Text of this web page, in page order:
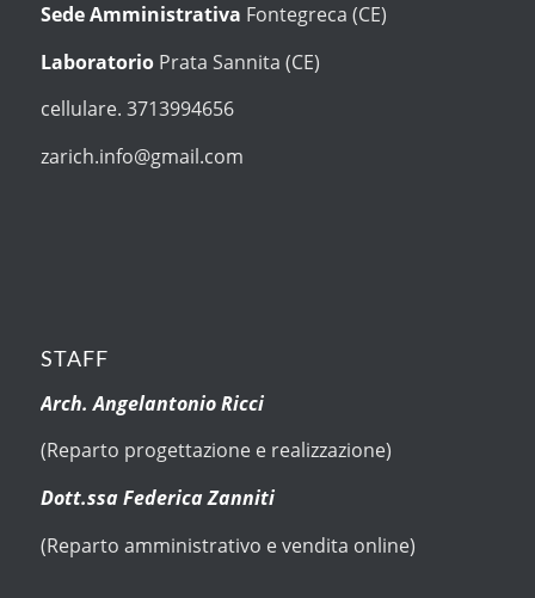
Sede Amministrativa Fontegreca (CE)
Laboratorio Prata Sannita (CE)
cellulare. 3713994656
zarich.info@gmail.com
STAFF
Arch. Angelantonio Ricci
(Reparto progettazione e realizzazione)
Dott.ssa Federica Zanniti
(Reparto amministrativo e vendita online)